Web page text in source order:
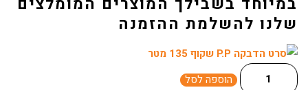
שלנו להשלמת ההזמנה
הוספה לסל